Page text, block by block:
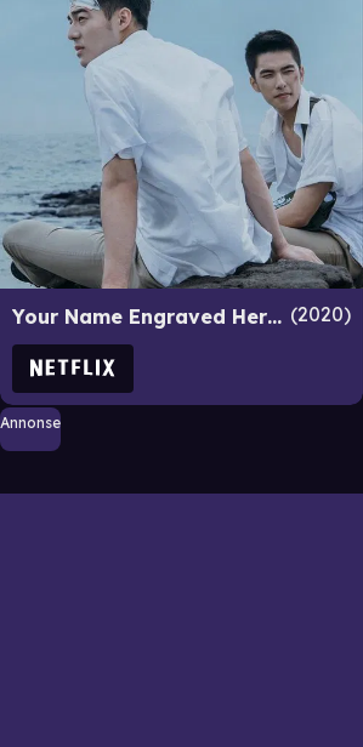
Your Name Engraved Herein 2020
Annonse